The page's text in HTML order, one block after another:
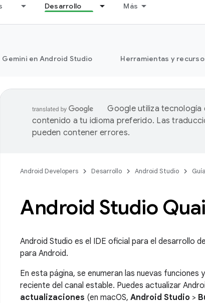
Desarrollo Más
Gemini en Android Studio Herramientas y
Google utiliza tecnología
contenido a tu idioma preferido. Las
pueden contener errores.
Android Developers Desarrollo Android Studio
Android Studio
Android Studio es el IDE oficial para el desarrollo
para Android.
En esta página, se enumeran las nuevas funciones
reciente del canal estable. Puedes actualizar
actualizaciones (en macOS, Android Studio >